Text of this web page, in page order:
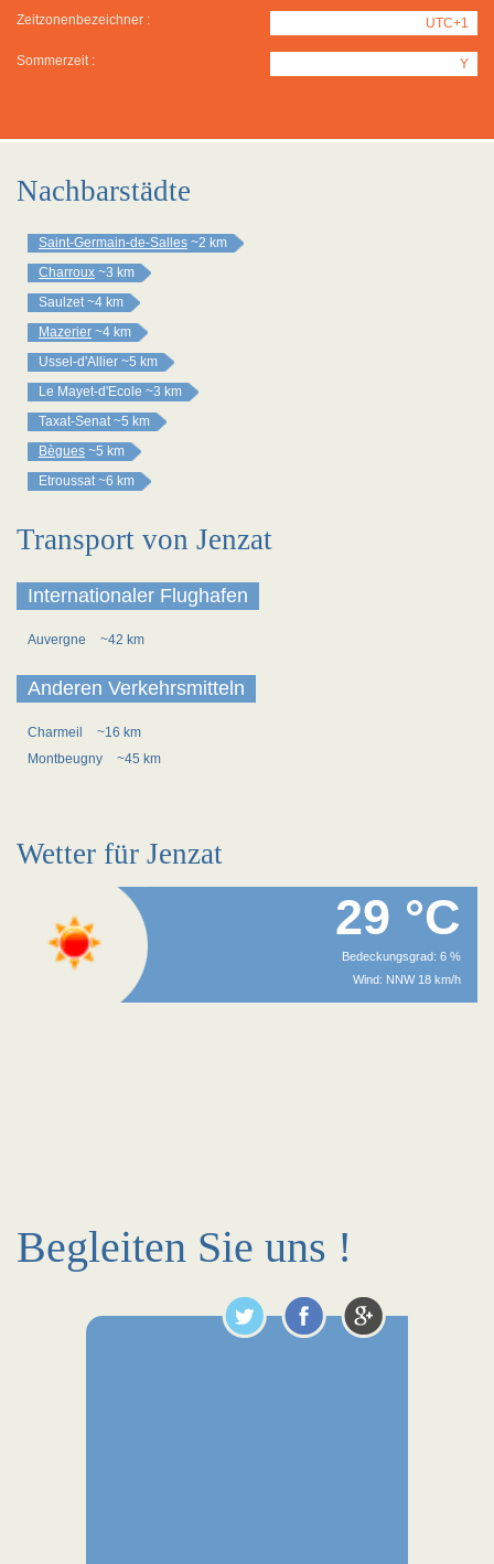
Zeitzonenbezeichner : UTC+1
Sommerzeit : Y
Nachbarstädte
Saint-Germain-de-Salles ~2 km
Charroux ~3 km
Saulzet ~4 km
Mazerier ~4 km
Ussel-d'Allier ~5 km
Le Mayet-d'Ecole ~3 km
Taxat-Senat ~5 km
Bègues ~5 km
Etroussat ~6 km
Transport von Jenzat
Internationaler Flughafen
Auvergne ~42 km
Anderen Verkehrsmitteln
Charmeil
~16 km
Montbeugny
~45 km
Wetter für Jenzat
29 °C
Bedeckungsgrad: 6 %
Wind: NNW 18 km/h
Begleiten Sie uns !